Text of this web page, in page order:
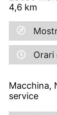
4,6 km
Orari
Macchina,
service